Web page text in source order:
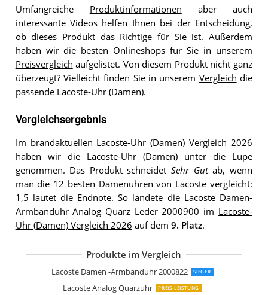
Umfangreiche Produktinformationen aber auch
interessante Videos helfen Ihnen bei der Entscheidung,
ob dieses Produkt das Richtige für Sie ist. Außerdem
haben wir die besten Onlineshops für Sie in unserem
Preisvergleich aufgelistet. Von diesem Produkt nicht ganz
überzeugt? Vielleicht finden Sie in unserem Vergleich die
passende Lacoste-Uhr (Damen).
Vergleichsergebnis
Im brandaktuellen Lacoste-Uhr (Damen) Vergleich 2026
haben wir die Lacoste-Uhr (Damen) unter die Lupe
genommen. Das Produkt schneidetSehr Gutab, wenn
man die 12 besten Damenuhren von Lacoste vergleicht:
1,5 lautet die Endnote. So landete die Lacoste Damen-
Armbanduhr Analog Quarz Leder 2000900 im Lacoste-
Uhr (Damen) Vergleich 2026 auf dem 9. Platz.
Produkte im Vergleich
Lacoste Damen -Armbanduhr 2000822 SIEGER
Lacoste Analog Quarzuhr PREIS-LEISTUNG
Lacoste Uhr mit DREI-Zeiger-
Lacoste Zwei-Zeiger-Quarzwerk-Uhr
Lacoste Uhr mit DREI-Zeiger-
Lacoste Damen-Armbanduhr
Lacoste Uhr mit DREI-Zeiger-